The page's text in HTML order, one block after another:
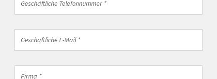
Telefonnummer
*